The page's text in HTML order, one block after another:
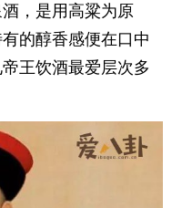
，是用高粱为原
的醇香感便在口中
王饮酒最爱层次多